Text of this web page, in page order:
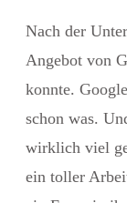
Nach der
Angebot von
konnte.
schon was.
wirklich viel
ein toller